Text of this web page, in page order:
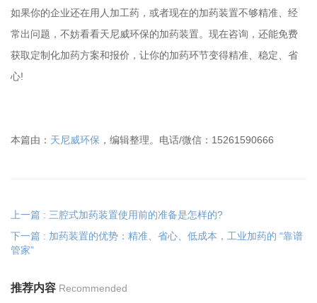
如果你的企业还在用人加工药，或者现在的加药装置不够精准、经
常出问题，不妨看看天尼威环保的加药装置。现在咨询，还能免费
获取定制化加药方案和报价，让你的加药环节变得精准、稳定、省
心!
本篇由： 天尼威环保 ，编辑整理。电话/微信：15261590666
上一篇 : 三腔式加药装置使用前的准备是怎样的?
下一篇 : 加药装置的优势：精准、省心、低成本，工业加药的 “靠谱
管家”
推荐内容 Recommended